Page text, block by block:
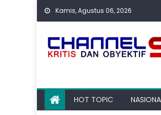
Skip
Kamis, Agustus 06, 2026
HOT TOPIC